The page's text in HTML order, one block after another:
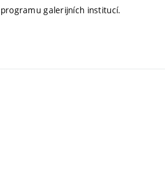
galerijních institucí.